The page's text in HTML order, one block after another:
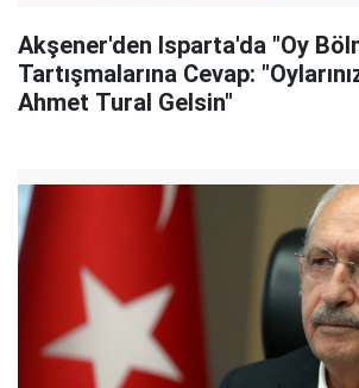
Akşener'den Isparta'da "Oy
Tartışmalarına Cevap:
Ahmet Tural Gelsin"